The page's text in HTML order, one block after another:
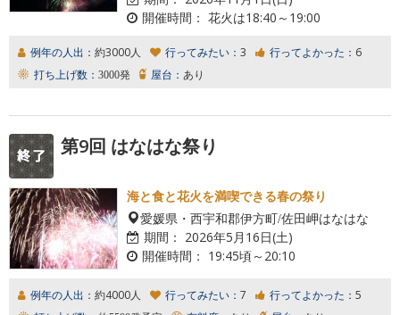
開催時間： 花火は18:40～19:00
例年の人出： 約3000人 行ってみたい： 3 行ってよかった： 6
打ち上げ数： 3000発 屋台： あり
第9回 はなはな祭り
海と食と花火を満喫できる春の祭り
愛媛県・西宇和郡伊方町/佐田岬はなはな
期間： 2026年5月16日(土)
開催時間： 19:45頃～20:10
例年の人出： 約4000人 行ってみたい： 7 行ってよかった： 5